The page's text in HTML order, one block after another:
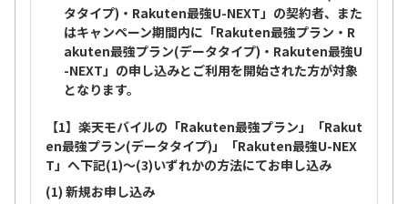
タタイプ)・Rakuten最強U-NEXT」の契約者、また
はキャンペーン期間内に「Rakuten最強プラン・R
akuten最強プラン(データタイプ)・Rakuten最強U
-NEXT」の申し込みとご利用を開始された方が対象
となります。
【1】楽天モバイルの「Rakuten最強プラン」「Rakut
en最強プラン(データタイプ)」「Rakuten最強U-NEX
T」へ下記(1)～(3)いずれかの方法にてお申し込み
(1) 新規お申し込み